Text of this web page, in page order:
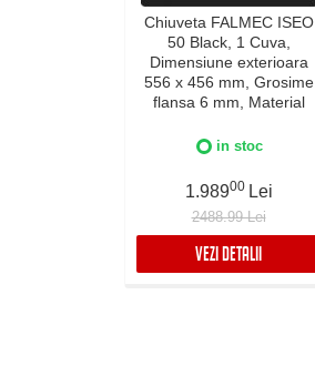
Chiuveta FALMEC ISEO
50 Black, 1 Cuva,
Dimensiune exterioara
556 x 456 mm, Grosime
flansa 6 mm, Material
Preaplin Perimetral,
blat
in stoc
1.98900 Lei
2488.99 Lei
VEZI DETALII